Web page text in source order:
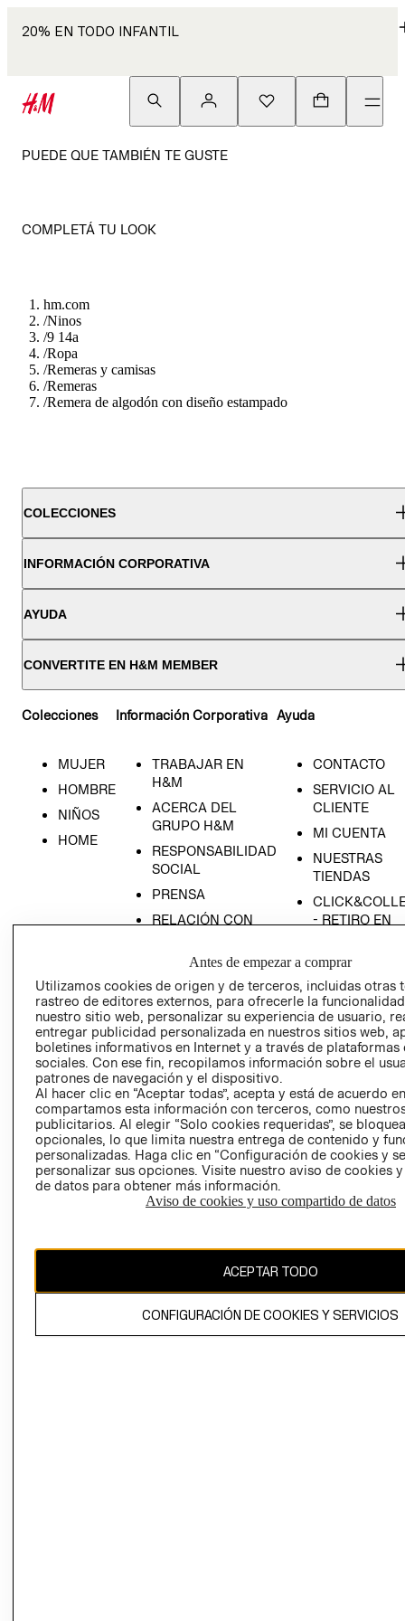
20% EN TODO INFANTIL
PUEDE QUE TAMBIÉN TE GUSTE
COMPLETÁ TU LOOK
hm.com
/Ninos
/9 14a
/Ropa
/Remeras y camisas
/Remeras
/Remera de algodón con diseño estampado
COLECCIONES
INFORMACIÓN CORPORATIVA
AYUDA
CONVERTITE EN H&M MEMBER
Colecciones
MUJER
HOMBRE
NIÑOS
HOME
Información Corporativa
TRABAJAR EN
H&M
ACERCA DEL
GRUPO H&M
RESPONSABILIDAD
SOCIAL
PRENSA
RELACIÓN CON
POLÍTICA
EMPRESARIAL
Ayuda
CONTACTO
SERVICIO AL
CLIENTE
MI CUENTA
NUESTRAS
TIENDAS
- RETIRO EN
TÉRMINOS Y
CONDICIONES
AVISO DE
PRIVACIDAD
GIFT CARD
COOKIES
CAMBIAR REGIÓN
El contenido de esta página web está protegido por copyright y es
Antes de empezar a comprar
Utilizamos cookies de origen y de terceros, incluidas otras
rastreo de editores externos, para ofrecerle la
nuestro sitio web, personalizar su experiencia de usuario,
entregar publicidad personalizada en nuestros sitios web,
boletines informativos en Internet y a través de plataformas
sociales. Con ese fin, recopilamos información sobre el
patrones de navegación y el dispositivo.
Al hacer clic en “Aceptar todas”, acepta y está de acuerdo
compartamos esta información con terceros, como
publicitarios. Al elegir “Solo cookies requeridas”, se
opcionales, lo que limita nuestra entrega de contenido y
personalizadas. Haga clic en “Configuración de cookies y
personalizar sus opciones. Visite nuestro aviso de cookies
de datos para obtener más información.
Aviso de cookies y uso compartido de datos
ACEPTAR TODO
CONFIGURACIÓN DE COOKIES Y SERVICIOS